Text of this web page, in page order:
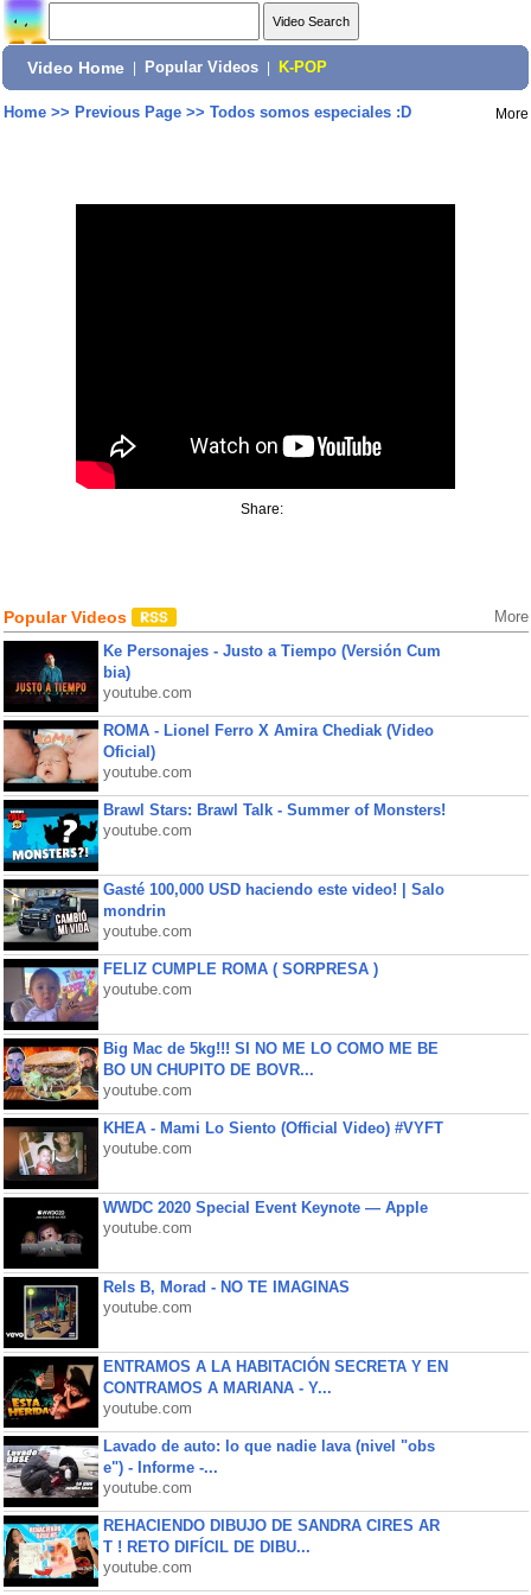
Video Home Popular Videos K-POP
Home>> Previous Page>> Todos somos especiales :D More
Share:
Popular Videos More
Ke Personajes - Justo a Tiempo (Versión Cum
bia)
youtube.com
ROMA - Lionel Ferro X Amira Chediak (Video
Oficial)
youtube.com
Brawl Stars: Brawl Talk - Summer of Monsters!
youtube.com
Gasté 100,000 USD haciendo este video! | Salo
mondrin
youtube.com
FELIZ CUMPLE ROMA ( SORPRESA )
youtube.com
Big Mac de 5kg!!! SI NO ME LO COMO ME BE
BO UN CHUPITO DE BOVR...
youtube.com
KHEA - Mami Lo Siento (Official Video) #VYFT
youtube.com
WWDC 2020 Special Event Keynote — Apple
youtube.com
Rels B, Morad - NO TE IMAGINAS
youtube.com
ENTRAMOS A LA HABITACIÓN SECRETA Y EN
CONTRAMOS A MARIANA - Y...
youtube.com
Lavado de auto: lo que nadie lava (nivel "obs
e") - Informe -...
youtube.com
REHACIENDO DIBUJO DE SANDRA CIRES AR
T ! RETO DIFÍCIL DE DIBU...
youtube.com